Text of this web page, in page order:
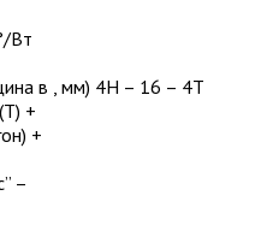
Вт
в , мм) 4H – 16 – 4T
+
+
–